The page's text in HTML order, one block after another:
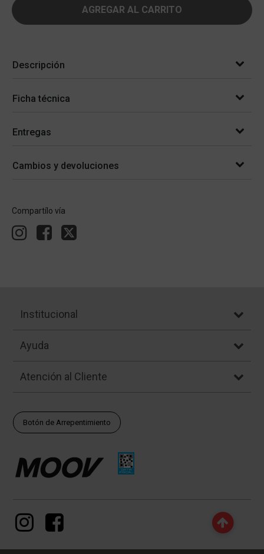
AGREGAR AL CARRITO
Descripción
Ficha técnica
Entregas
Cambios y devoluciones
Compartílo vía
Institucional
Ayuda
Atención al Cliente
Botón de Arrepentimiento